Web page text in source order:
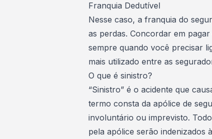
Franquia Dedutível
Nesse caso, a franquia do
as perdas. Concordar em
sempre quando você precisar
mais utilizado entre as
O que é sinistro?
“Sinistro” é o acidente que
termo consta da apólice de
involuntário ou imprevisto.
pela apólice serão indenizados